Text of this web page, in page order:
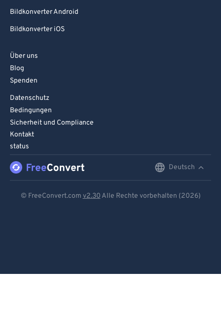
Bildkonverter Android
Bildkonverter iOS
Über uns
Blog
Spenden
Datenschutz
Bedingungen
Sicherheit und Compliance
Kontakt
status
Deutsch
© FreeConvert.com v2.30 Alle Rechte vorbehalten (2026)